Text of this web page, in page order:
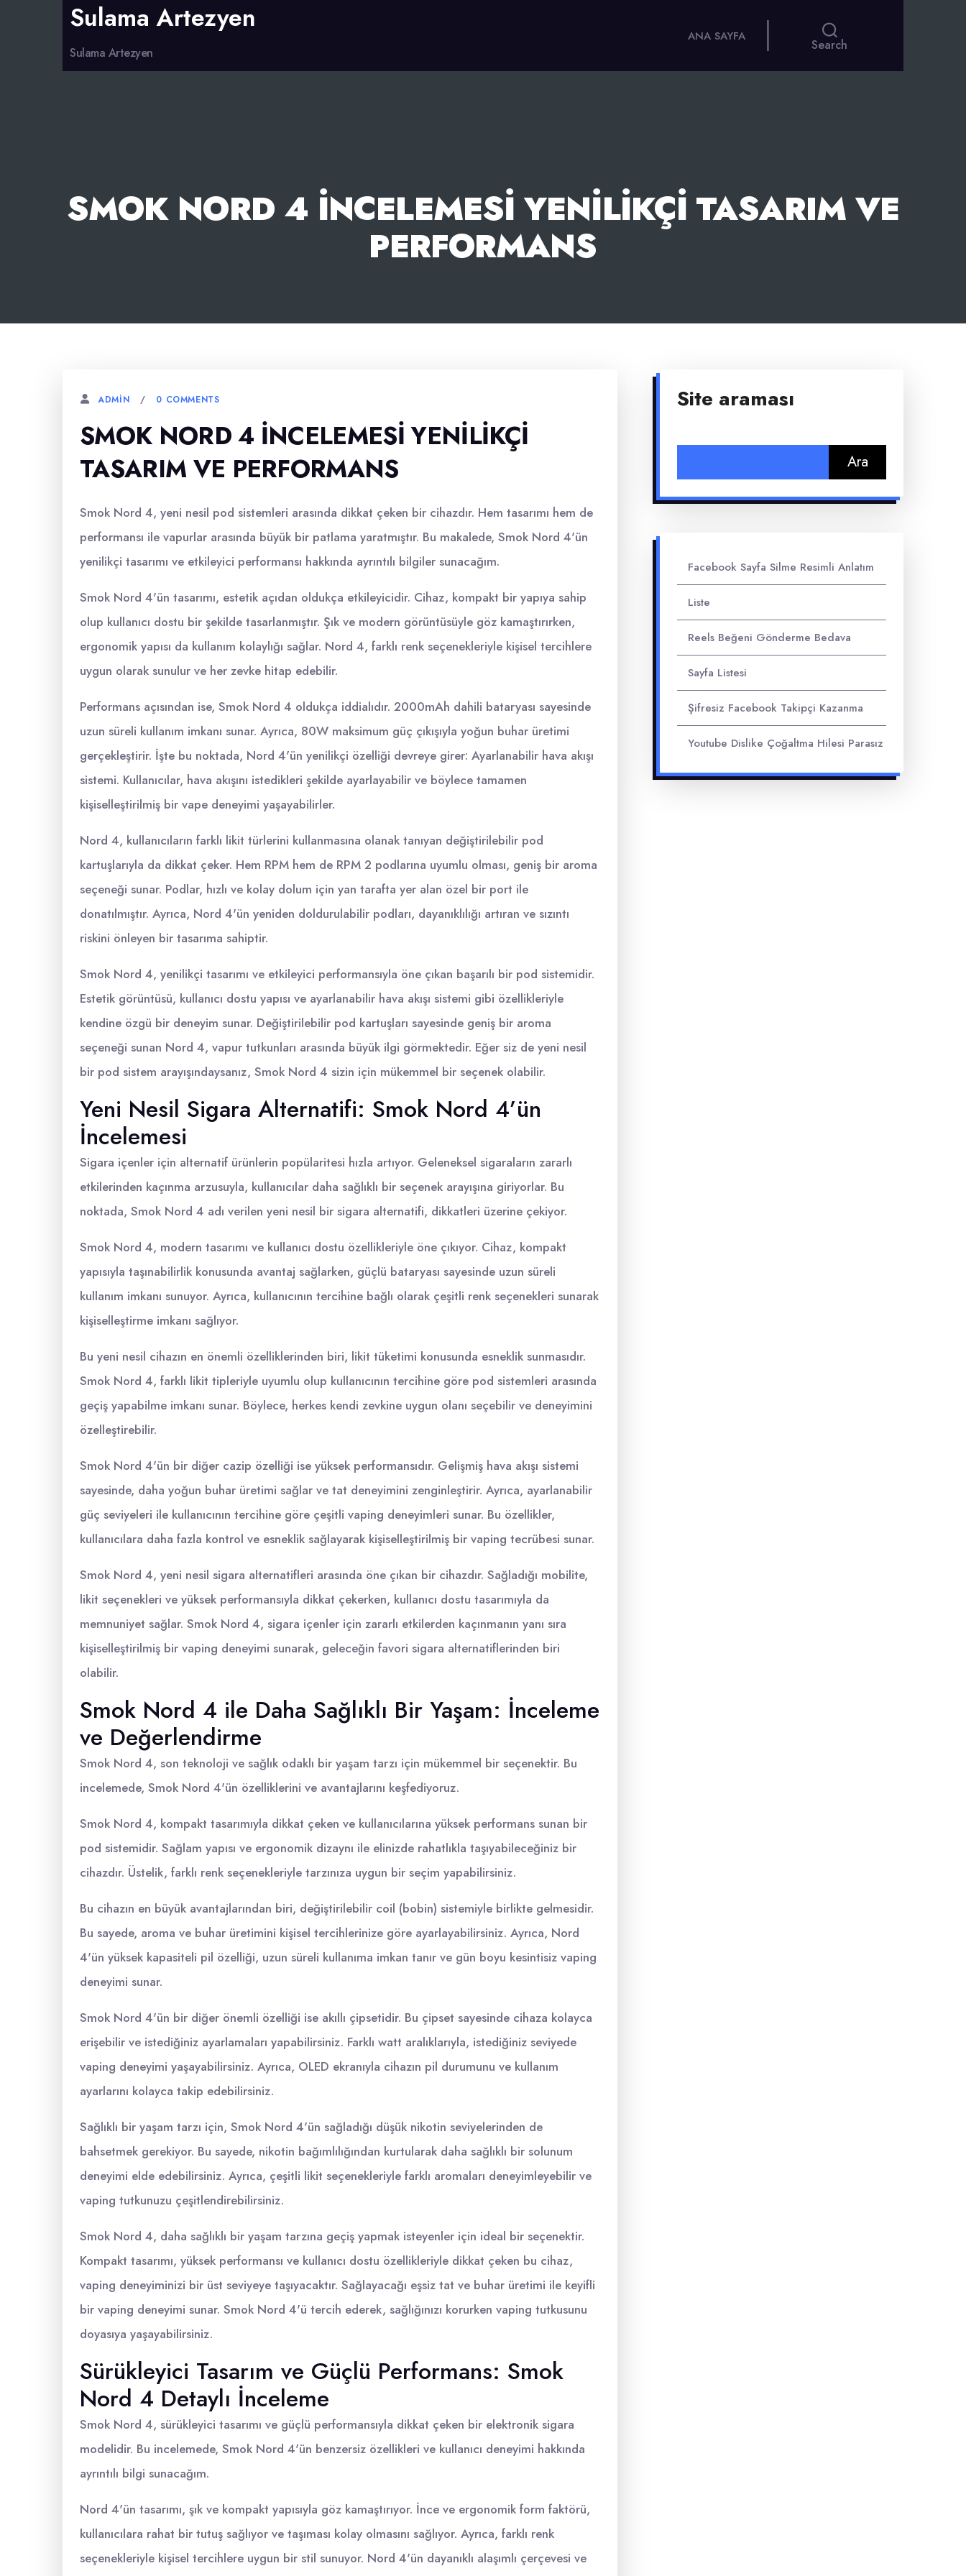
Sulama Artezyen
Sulama Artezyen
ANA SAYFA
Search
SMOK NORD 4 İNCELEMESI YENILIKÇI TASARIM VE
PERFORMANS
ADMIN 0 COMMENTS
SMOK NORD 4 İNCELEMESI YENILIKÇI
TASARIM VE PERFORMANS
Smok Nord 4, yeni nesil pod sistemleri arasında dikkat çeken bir cihazdır. Hem tasarımı hem de
performansı ile vapurlar arasında büyük bir patlama yaratmıştır. Bu makalede, Smok Nord 4'ün
yenilikçi tasarımı ve etkileyici performansı hakkında ayrıntılı bilgiler sunacağım.
Smok Nord 4'ün tasarımı, estetik açıdan oldukça etkileyicidir. Cihaz, kompakt bir yapıya sahip
olup kullanıcı dostu bir şekilde tasarlanmıştır. Şık ve modern görüntüsüyle göz kamaştırırken,
ergonomik yapısı da kullanım kolaylığı sağlar. Nord 4, farklı renk seçenekleriyle kişisel tercihlere
uygun olarak sunulur ve her zevke hitap edebilir.
Performans açısından ise, Smok Nord 4 oldukça iddialıdır. 2000mAh dahili bataryası sayesinde
uzun süreli kullanım imkanı sunar. Ayrıca, 80W maksimum güç çıkışıyla yoğun buhar üretimi
gerçekleştirir. İşte bu noktada, Nord 4'ün yenilikçi özelliği devreye girer: Ayarlanabilir hava akışı
sistemi. Kullanıcılar, hava akışını istedikleri şekilde ayarlayabilir ve böylece tamamen
kişiselleştirilmiş bir vape deneyimi yaşayabilirler.
Nord 4, kullanıcıların farklı likit türlerini kullanmasına olanak tanıyan değiştirilebilir pod
kartuşlarıyla da dikkat çeker. Hem RPM hem de RPM 2 podlarına uyumlu olması, geniş bir aroma
seçeneği sunar. Podlar, hızlı ve kolay dolum için yan tarafta yer alan özel bir port ile
donatılmıştır. Ayrıca, Nord 4'ün yeniden doldurulabilir podları, dayanıklılığı artıran ve sızıntı
riskini önleyen bir tasarıma sahiptir.
Smok Nord 4, yenilikçi tasarımı ve etkileyici performansıyla öne çıkan başarılı bir pod sistemidir.
Estetik görüntüsü, kullanıcı dostu yapısı ve ayarlanabilir hava akışı sistemi gibi özellikleriyle
kendine özgü bir deneyim sunar. Değiştirilebilir pod kartuşları sayesinde geniş bir aroma
seçeneği sunan Nord 4, vapur tutkunları arasında büyük ilgi görmektedir. Eğer siz de yeni nesil
bir pod sistem arayışındaysanız, Smok Nord 4 sizin için mükemmel bir seçenek olabilir.
Yeni Nesil Sigara Alternatifi: Smok Nord 4’ün
İncelemesi
Sigara içenler için alternatif ürünlerin popülaritesi hızla artıyor. Geleneksel sigaraların zararlı
etkilerinden kaçınma arzusuyla, kullanıcılar daha sağlıklı bir seçenek arayışına giriyorlar. Bu
noktada, Smok Nord 4 adı verilen yeni nesil bir sigara alternatifi, dikkatleri üzerine çekiyor.
Smok Nord 4, modern tasarımı ve kullanıcı dostu özellikleriyle öne çıkıyor. Cihaz, kompakt
yapısıyla taşınabilirlik konusunda avantaj sağlarken, güçlü bataryası sayesinde uzun süreli
kullanım imkanı sunuyor. Ayrıca, kullanıcının tercihine bağlı olarak çeşitli renk seçenekleri sunarak
kişiselleştirme imkanı sağlıyor.
Bu yeni nesil cihazın en önemli özelliklerinden biri, likit tüketimi konusunda esneklik sunmasıdır.
Smok Nord 4, farklı likit tipleriyle uyumlu olup kullanıcının tercihine göre pod sistemleri arasında
geçiş yapabilme imkanı sunar. Böylece, herkes kendi zevkine uygun olanı seçebilir ve deneyimini
özelleştirebilir.
Smok Nord 4'ün bir diğer cazip özelliği ise yüksek performansıdır. Gelişmiş hava akışı sistemi
sayesinde, daha yoğun buhar üretimi sağlar ve tat deneyimini zenginleştirir. Ayrıca, ayarlanabilir
güç seviyeleri ile kullanıcının tercihine göre çeşitli vaping deneyimleri sunar. Bu özellikler,
kullanıcılara daha fazla kontrol ve esneklik sağlayarak kişiselleştirilmiş bir vaping tecrübesi sunar.
Smok Nord 4, yeni nesil sigara alternatifleri arasında öne çıkan bir cihazdır. Sağladığı mobilite,
likit seçenekleri ve yüksek performansıyla dikkat çekerken, kullanıcı dostu tasarımıyla da
memnuniyet sağlar. Smok Nord 4, sigara içenler için zararlı etkilerden kaçınmanın yanı sıra
kişiselleştirilmiş bir vaping deneyimi sunarak, geleceğin favori sigara alternatiflerinden biri
olabilir.
Smok Nord 4 ile Daha Sağlıklı Bir Yaşam: İnceleme
ve Değerlendirme
Smok Nord 4, son teknoloji ve sağlık odaklı bir yaşam tarzı için mükemmel bir seçenektir. Bu
incelemede, Smok Nord 4'ün özelliklerini ve avantajlarını keşfediyoruz.
Smok Nord 4, kompakt tasarımıyla dikkat çeken ve kullanıcılarına yüksek performans sunan bir
pod sistemidir. Sağlam yapısı ve ergonomik dizaynı ile elinizde rahatlıkla taşıyabileceğiniz bir
cihazdır. Üstelik, farklı renk seçenekleriyle tarzınıza uygun bir seçim yapabilirsiniz.
Bu cihazın en büyük avantajlarından biri, değiştirilebilir coil (bobin) sistemiyle birlikte gelmesidir.
Bu sayede, aroma ve buhar üretimini kişisel tercihlerinize göre ayarlayabilirsiniz. Ayrıca, Nord
4'ün yüksek kapasiteli pil özelliği, uzun süreli kullanıma imkan tanır ve gün boyu kesintisiz vaping
deneyimi sunar.
Smok Nord 4'ün bir diğer önemli özelliği ise akıllı çipsetidir. Bu çipset sayesinde cihaza kolayca
erişebilir ve istediğiniz ayarlamaları yapabilirsiniz. Farklı watt aralıklarıyla, istediğiniz seviyede
vaping deneyimi yaşayabilirsiniz. Ayrıca, OLED ekranıyla cihazın pil durumunu ve kullanım
ayarlarını kolayca takip edebilirsiniz.
Sağlıklı bir yaşam tarzı için, Smok Nord 4'ün sağladığı düşük nikotin seviyelerinden de
bahsetmek gerekiyor. Bu sayede, nikotin bağımlılığından kurtularak daha sağlıklı bir solunum
deneyimi elde edebilirsiniz. Ayrıca, çeşitli likit seçenekleriyle farklı aromaları deneyimleyebilir ve
vaping tutkunuzu çeşitlendirebilirsiniz.
Smok Nord 4, daha sağlıklı bir yaşam tarzına geçiş yapmak isteyenler için ideal bir seçenektir.
Kompakt tasarımı, yüksek performansı ve kullanıcı dostu özellikleriyle dikkat çeken bu cihaz,
vaping deneyiminizi bir üst seviyeye taşıyacaktır. Sağlayacağı eşsiz tat ve buhar üretimi ile keyifli
bir vaping deneyimi sunar. Smok Nord 4'ü tercih ederek, sağlığınızı korurken vaping tutkusunu
doyasıya yaşayabilirsiniz.
Sürükleyici Tasarım ve Güçlü Performans: Smok
Nord 4 Detaylı İnceleme
Smok Nord 4, sürükleyici tasarımı ve güçlü performansıyla dikkat çeken bir elektronik sigara
modelidir. Bu incelemede, Smok Nord 4'ün benzersiz özellikleri ve kullanıcı deneyimi hakkında
ayrıntılı bilgi sunacağım.
Nord 4'ün tasarımı, şık ve kompakt yapısıyla göz kamaştırıyor. İnce ve ergonomik form faktörü,
kullanıcılara rahat bir tutuş sağlıyor ve taşıması kolay olmasını sağlıyor. Ayrıca, farklı renk
seçenekleriyle kişisel tercihlere uygun bir stil sunuyor. Nord 4'ün dayanıklı alaşımlı çerçevesi ve
Site araması
Facebook Sayfa Silme Resimli Anlatım
Liste
Reels Beğeni Gönderme Bedava
Sayfa Listesi
Şifresiz Facebook Takipçi Kazanma
Youtube Dislike Çoğaltma Hilesi Parasız